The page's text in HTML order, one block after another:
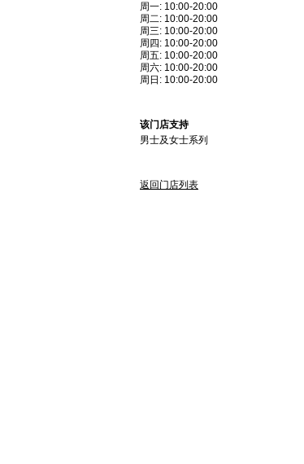
周一: 10:00-20:00
周二: 10:00-20:00
周三: 10:00-20:00
周四 : 10:00-20:00
周五: 10:00-20:00
周六: 10:00-20:00
周日 : 10:00-20:00
该门店支持
男士及女士系列
返回门店列表